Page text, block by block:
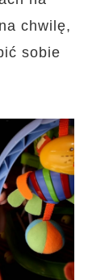
chwilę,
sobie